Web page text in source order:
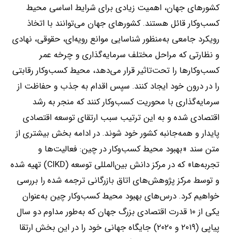
کشورهای جهان، اهمیت زیادی برای شرایط اساسی محیط
کسب‌وکار قائل هستند. کشورهای جهان می‌توانند با اتخاذ
رویکرد جامعی به‌منظور شناسایی موانع رویه‌ای، حقوقی، نهادی
و نظارتی که مراحل مختلف سرمایه‌گذاری‌ و چرخه عمر
کسب‌وکارها را تحت‌تاثیر قرار می‌دهد، محیط کسب‌وکار رقابتی
را در درون خود ایجاد کنند. سپس اقدام به جذب و حفاظت از
سرمایه‌گذاری‌ با محوریت کسب‌وکار کنند که منجر به رشد
اقتصادی شده‌ و به این ترتیب سبب ارتقای توسعه اقتصادی
پایدار و همه‌جانبه کشور خود شوند. در ادامه بخش بیشتری از
متن سند «بهبود محیط کسب‌وکار در چین: فعالیت‌ها و
تجربه‌ها» که در مرکز دانش بین‌المللی توسعه (CIKD) تهیه شده
و توسط مرکز پژوهش‌های اتاق بازرگانی ترجمه شده را بررسی
خواهیم کرد. درس‌های بهبود محیط کسب‌وکار چین به‌عنوان
یکی از ۱۰ قدرت اقتصادی بزرگ جهان که به‌طور مداوم دو سال
پیاپی (۲۰۱۹ و ۲۰۲۰) جایگاه جهانی خود را در این بخش ارتقا